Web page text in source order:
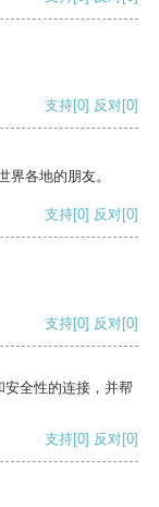
支持[0] 反对[0]
界各地的朋友。
支持[0] 反对[0]
支持[0] 反对[0]
全性的连接，并帮
支持[0] 反对[0]